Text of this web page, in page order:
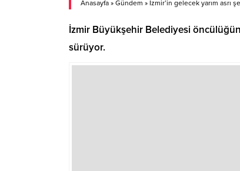
Anasayfa » Gündem » İzmir’in gelecek yarım asrı
İzmir Büyükşehir Belediyesi
sürüyor.